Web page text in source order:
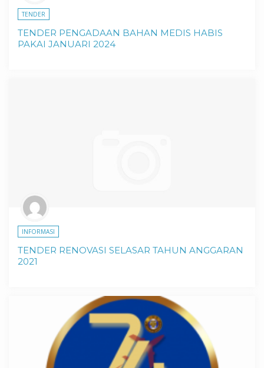
TENDER
TENDER PENGADAAN BAHAN MEDIS HABIS
PAKAI JANUARI 2024
INFORMASI
TENDER RENOVASI SELASAR TAHUN ANGGARAN
2021